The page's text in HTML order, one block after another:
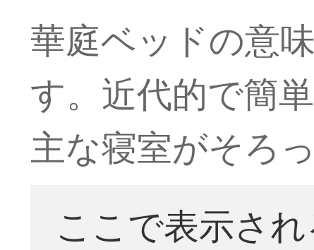
華庭ベッドの意
す。近代的で簡
主な寝室がそろ
ここで表示さ